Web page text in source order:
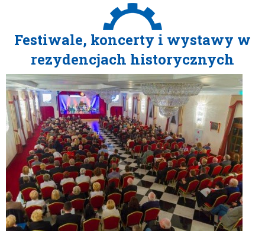
Festiwale, koncerty i wystawy w
rezydencjach historycznych